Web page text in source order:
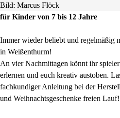
Bild: Marcus Flöck
für Kinder von 7 bis 12 Jahre
Immer wieder beliebt und regelmäßig
in Weißenthurm!
An vier Nachmittagen könnt ihr
erlernen und euch kreativ austoben.
fachkundiger Anleitung bei der
und Weihnachtsgeschenke freien Lauf!